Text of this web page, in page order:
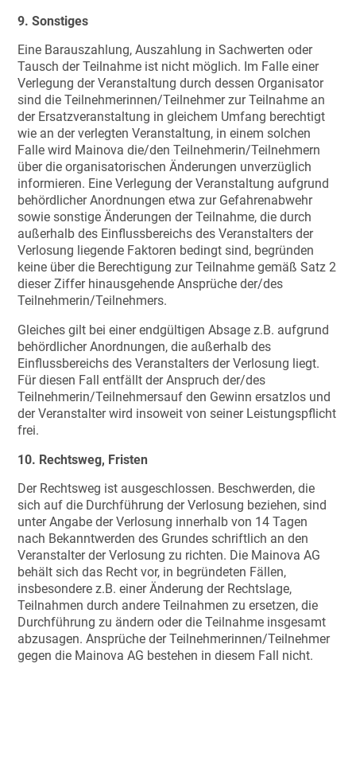
9. Sonstiges
Eine Barauszahlung, Auszahlung in Sachwerten oder
Tausch der Teilnahme ist nicht möglich. Im Falle einer
Verlegung der Veranstaltung durch dessen Organisator
sind die Teilnehmerinnen/Teilnehmer zur Teilnahme an
der Ersatzveranstaltung in gleichem Umfang berechtigt
wie an der verlegten Veranstaltung, in einem solchen
Falle wird Mainova die/den Teilnehmerin/Teilnehmern
über die organisatorischen Änderungen unverzüglich
informieren. Eine Verlegung der Veranstaltung aufgrund
behördlicher Anordnungen etwa zur Gefahrenabwehr
sowie sonstige Änderungen der Teilnahme, die durch
außerhalb des Einflussbereichs des Veranstalters der
Verlosung liegende Faktoren bedingt sind, begründen
keine über die Berechtigung zur Teilnahme gemäß Satz 2
dieser Ziffer hinausgehende Ansprüche der/des
Teilnehmerin/Teilnehmers.
Gleiches gilt bei einer endgültigen Absage z.B. aufgrund
behördlicher Anordnungen, die außerhalb des
Einflussbereichs des Veranstalters der Verlosung liegt.
Für diesen Fall entfällt der Anspruch der/des
Teilnehmerin/Teilnehmersauf den Gewinn ersatzlos und
der Veranstalter wird insoweit von seiner Leistungspflicht
frei.
10. Rechtsweg, Fristen
Der Rechtsweg ist ausgeschlossen. Beschwerden, die
sich auf die Durchführung der Verlosung beziehen, sind
unter Angabe der Verlosung innerhalb von 14 Tagen
nach Bekanntwerden des Grundes schriftlich an den
Veranstalter der Verlosung zu richten. Die Mainova AG
behält sich das Recht vor, in begründeten Fällen,
insbesondere z.B. einer Änderung der Rechtslage,
Teilnahmen durch andere Teilnahmen zu ersetzen, die
Durchführung zu ändern oder die Teilnahme insgesamt
abzusagen. Ansprüche der Teilnehmerinnen/Teilnehmer
gegen die Mainova AG bestehen in diesem Fall nicht.